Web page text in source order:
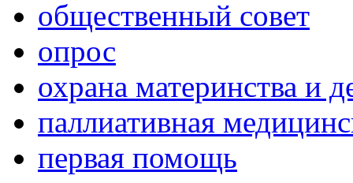
общественный совет
опрос
охрана материнства и
паллиативная
первая помощь